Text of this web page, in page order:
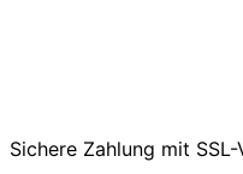
Sichere Zahlung mit